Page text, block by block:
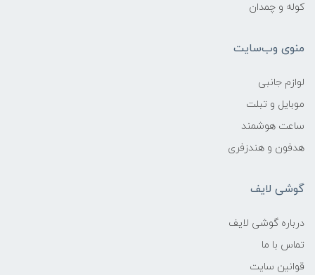
کوله و چمدان
منوی وب‌سایت
لوازم جانبی
موبایل و تبلت
ساعت هوشمند
هدفون و هندزفری
گوشی لایف
درباره گوشی لایف
تماس با ما
قوانین سایت